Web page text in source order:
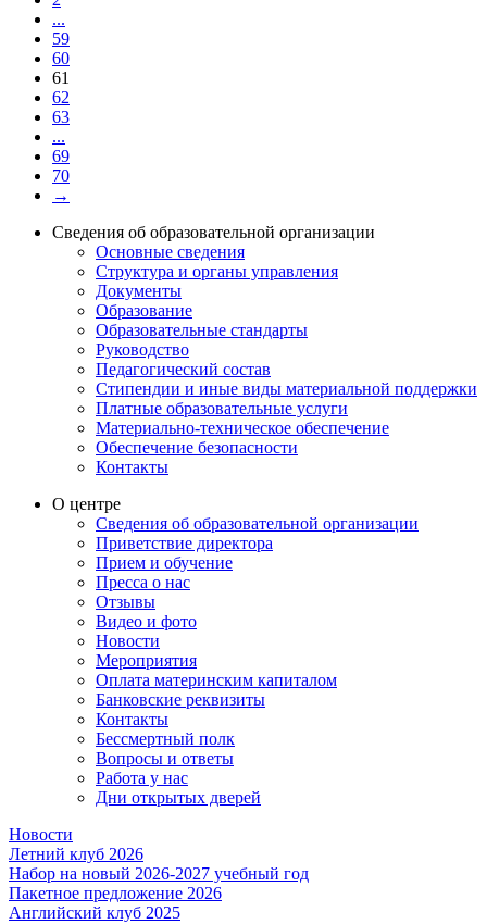
...
59
60
61
62
63
...
69
70
→
Сведения об образовательной организации
Основные сведения
Структура и органы управления
Документы
Образование
Образовательные стандарты
Руководство
Педагогический состав
Стипендии и иные виды материальной поддержки
Платные образовательные услуги
Материально-техническое обеспечение
Обеспечение безопасности
Контакты
О центре
Сведения об образовательной организации
Приветствие директора
Прием и обучение
Пресса о нас
Отзывы
Видео и фото
Новости
Мероприятия
Оплата материнским капиталом
Банковские реквизиты
Контакты
Бессмертный полк
Вопросы и ответы
Работа у нас
Дни открытых дверей
Новости
Летний клуб 2026
Набор на новый 2026-2027 учебный год
Пакетное предложение 2026
Английский клуб 2025